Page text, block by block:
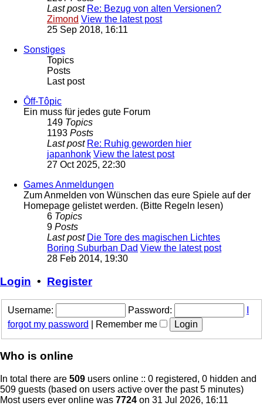
Last post Re: Bezug von alten Versionen?
Zimond View the latest post
25 Sep 2018, 16:11
Sonstiges
Topics
Posts
Last post
Ôff-Tôpic
Ein muss für jedes gute Forum
149 Topics
1193 Posts
Last post Re: Ruhig geworden hier
japanhonk View the latest post
27 Oct 2025, 22:30
Games Anmeldungen
Zum Anmelden von Wünschen das eure Spiele auf der
Homepage gelistet werden. (Bitte Regeln lesen)
6 Topics
9 Posts
Last post Die Tore des magischen Lichtes
Boring Suburban Dad View the latest post
28 Feb 2014, 19:30
Login • Register
Username: Password:
forgot my password
Remember me
Who is online
In total there are 509 users online :: 0 registered, 0 hidden and
509 guests (based on users active over the past 5 minutes)
Most users ever online was 7724 on 31 Jul 2026, 16:11